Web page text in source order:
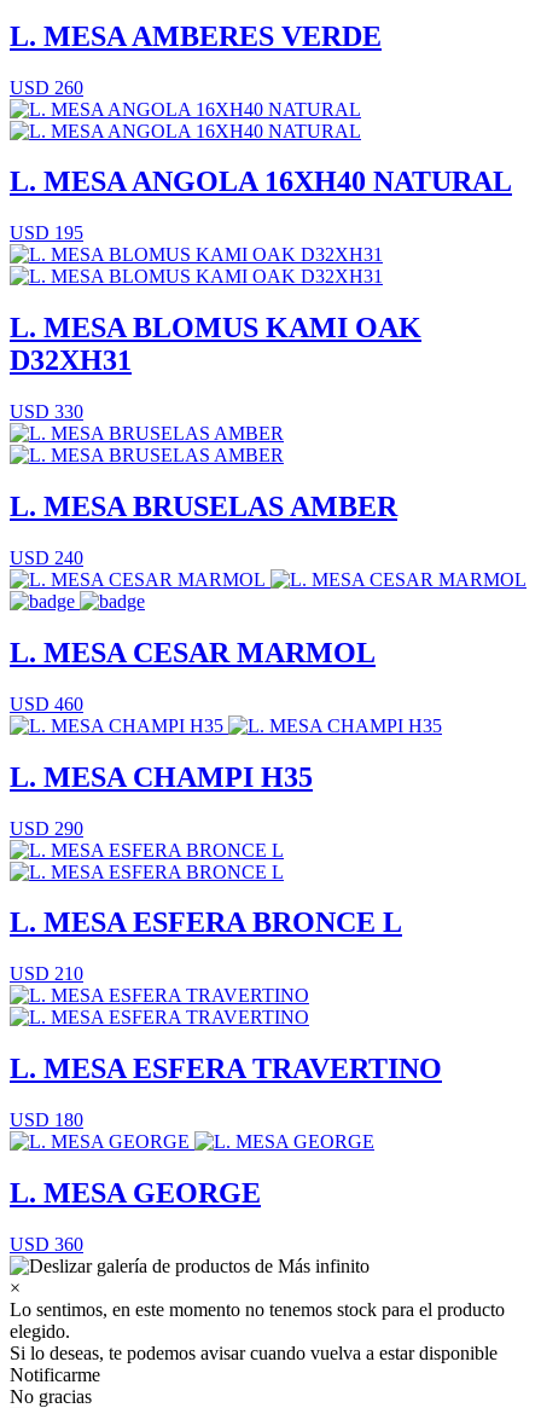
L. MESA AMBERES VERDE
USD 260
L. MESA ANGOLA 16XH40 NATURAL
USD 195
L. MESA BLOMUS KAMI OAK
D32XH31
USD 330
L. MESA BRUSELAS AMBER
USD 240
L. MESA CESAR MARMOL
USD 460
L. MESA CHAMPI H35
USD 290
L. MESA ESFERA BRONCE L
USD 210
L. MESA ESFERA TRAVERTINO
USD 180
L. MESA GEORGE
USD 360
×
Lo sentimos, en este momento no tenemos stock para el producto
elegido.
Si lo deseas, te podemos avisar cuando vuelva a estar disponible
Notificarme
No gracias